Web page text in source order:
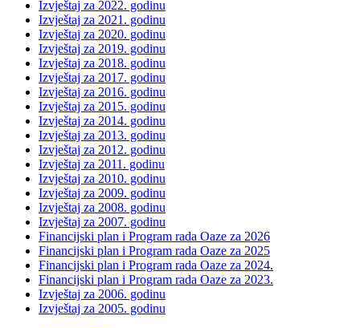
Izvještaj za 2022. godinu
Izvještaj za 2021. godinu
Izvještaj za 2020. godinu
Izvještaj za 2019. godinu
Izvještaj za 2018. godinu
Izvještaj za 2017. godinu
Izvještaj za 2016. godinu
Izvještaj za 2015. godinu
Izvještaj za 2014. godinu
Izvještaj za 2013. godinu
Izvještaj za 2012. godinu
Izvještaj za 2011. godinu
Izvještaj za 2010. godinu
Izvještaj za 2009. godinu
Izvještaj za 2008. godinu
Izvještaj za 2007. godinu
Financijski plan i Program rada Oaze za 2026
Financijski plan i Program rada Oaze za 2025
Financijski plan i Program rada Oaze za 2024.
Financijski plan i Program rada Oaze za 2023.
Izvještaj za 2006. godinu
Izvještaj za 2005. godinu